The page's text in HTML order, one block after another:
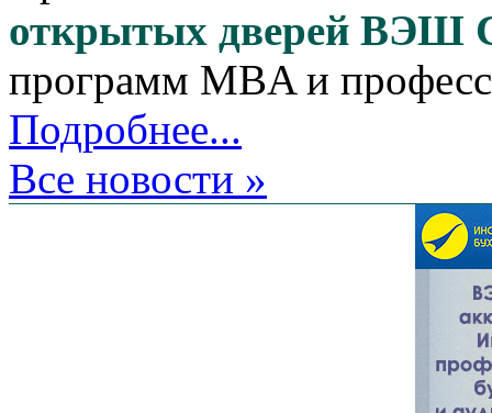
открытых дверей ВЭШ
программ MBA и
Подробнее...
Все новости »